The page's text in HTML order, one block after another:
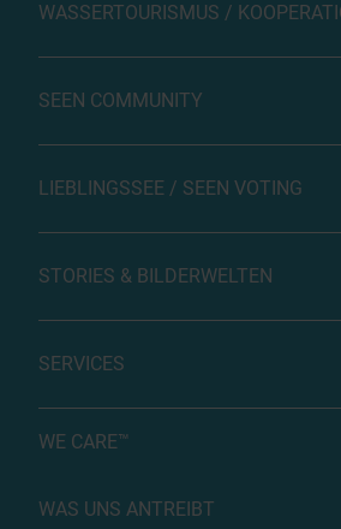
WASSERTOURISMUS /
SEEN COMMUNITY
LIEBLINGSSEE / SEEN VOTING
STORIES & BILDERWELTEN
SERVICES
WE CARE™
WAS UNS ANTREIBT